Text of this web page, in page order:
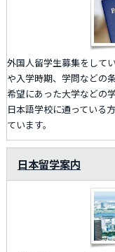
外国人留学生募集をして
や入学時期、学問などの
希望にあった大学などの
日本語学校に通っている
ています。
日本留学案内